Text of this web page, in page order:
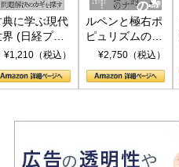
典に学ぶ現代
界 (日経プレ
アシリーズ)
¥1,210（税込）
ルペンと極右ポ
ピュリズムの時
代：〈ヤヌス〉
¥2,750（税込）